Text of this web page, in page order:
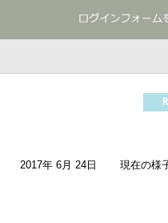
2017年 6月 24日 現在の様